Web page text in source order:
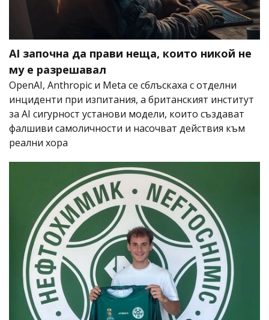
AI започна да прави неща, които никой не
му е разрешавал
OpenAI, Anthropic и Meta се сблъскаха с отделни
инциденти при изпитания, а британският институт
за AI сигурност установи модели, които създават
фалшиви самоличности и насочват действия към
реални хора